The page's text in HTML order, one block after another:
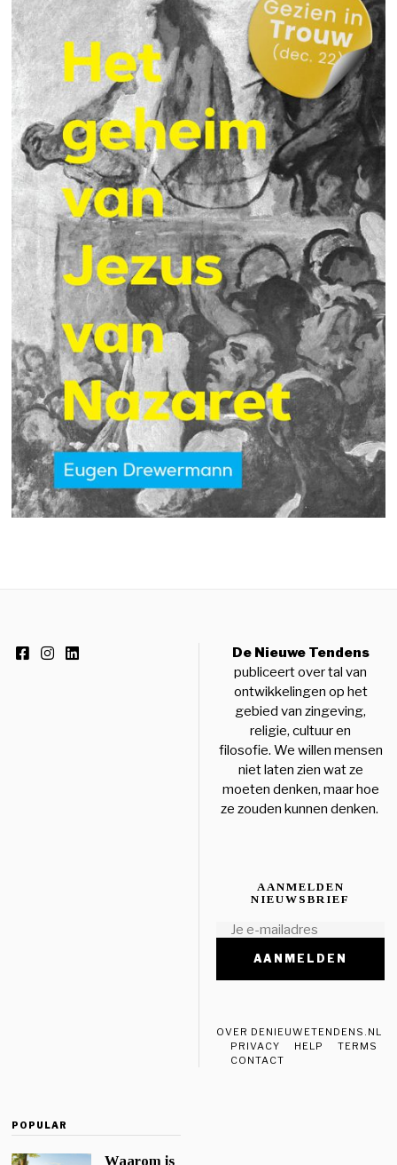
De Nieuwe Tendens
publiceert over tal van
ontwikkelingen op het
gebied van zingeving,
religie, cultuur en
filosofie. We willen mensen
niet laten zien wat ze
moeten denken, maar hoe
ze zouden kunnen denken.
AANMELDEN
NIEUWSBRIEF
OVER DENIEUWETENDENS.NL
PRIVACY
HELP
TERMS
CONTACT
POPULAR
Waarom is